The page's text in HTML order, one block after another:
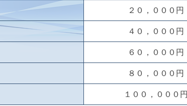
２０，０００円
４０，０００円
６０，０００円
８０，０００円
１００，０００円